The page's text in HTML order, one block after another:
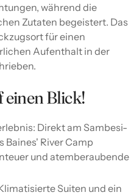
während die
Zutaten begeistert. Das
für einen
Aufenthalt in der
einen Blick!
Direkt am Sambesi-
Baines' River Camp
und atemberaubende
Suiten und ein